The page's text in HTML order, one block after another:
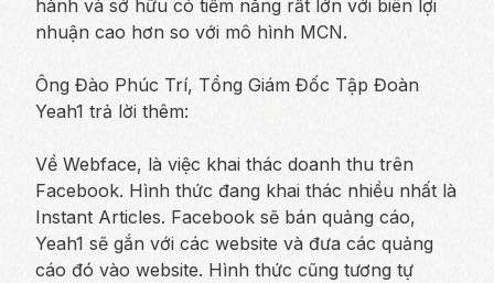
hành và sở hữu có tiềm năng rất lớn với biên lợi
nhuận cao hơn so với mô hình MCN.
Ông Đào Phúc Trí, Tổng Giám Đốc Tập Đoàn
Yeah1 trả lời thêm:
Về Webface, là việc khai thác doanh thu trên
Facebook. Hình thức đang khai thác nhiều nhất là
Instant Articles. Facebook sẽ bán quảng cáo,
Yeah1 sẽ gắn với các website và đưa các quảng
cáo đó vào website. Hình thức cũng tương tự